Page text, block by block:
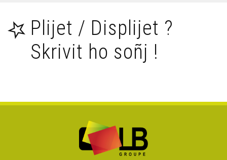
C'hwi a gano (Koulzad 2) - 4 munud e Breizh
Teuziñ pe Beuziñ ? - 4 munud e BZH
Bier ar Vro gant D'istribilh - 4 munud e Breizh
Hent bras 164, war ar stern bepred ! - 4 munud e Breizh
Plijet / Displijet ?
Skrivit ho soñj !